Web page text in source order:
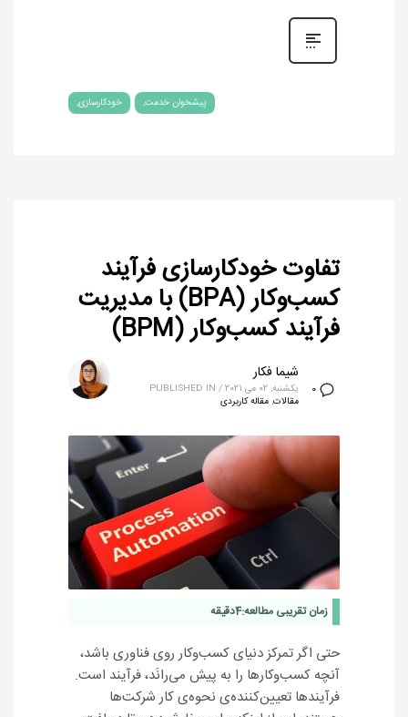
پیشخوان خدمت خودکارسازی
تفاوت خودکارسازی فرآیند
کسب‌وکار (BPA) با مدیریت
فرآیند کسب‌وکار (BPM)
0
شیما فکار
یکشنبه, 02 می 2021 /
PUBLISHED IN
مقالات, مقاله کاربردی
زمان تقریبی مطالعه:4دقیقه
حتی اگر تمرکز دنیای کسب‌وکار روی فناوری باشد،
آنچه کسب‌وکارها را به پیش می‌رانَد، فرآیند است.
فرآیندها تعیین‌کننده‌ی نحوه‌ی کار شرکت‌ها